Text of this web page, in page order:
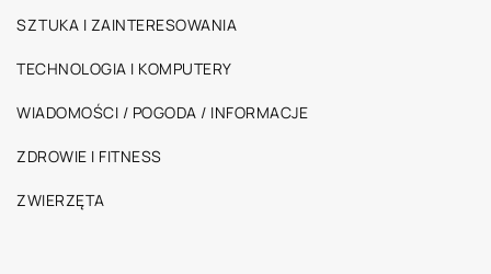
SZTUKA I ZAINTERESOWANIA
TECHNOLOGIA I KOMPUTERY
WIADOMOŚCI / POGODA / INFORMACJE
ZDROWIE I FITNESS
ZWIERZĘTA